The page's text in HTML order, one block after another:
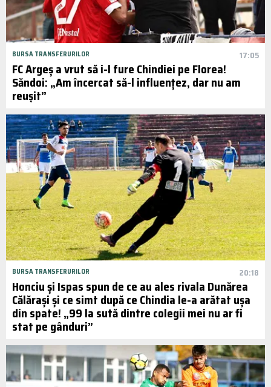
BURSA TRANSFERURILOR 17:05
FC Argeș a vrut să i-l fure Chindiei pe Florea!
Săndoi: „Am încercat să-l influențez, dar nu am
reușit”
BURSA TRANSFERURILOR 20:18
Honciu și Ispas spun de ce au ales rivala Dunărea
Călărași și ce simt după ce Chindia le-a arătat ușa
din spate! „99 la sută dintre colegii mei nu ar fi
stat pe gânduri”